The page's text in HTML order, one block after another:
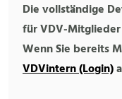
Die vollständige
für VDV-
Wenn Sie bereits
VDVintern (Login)